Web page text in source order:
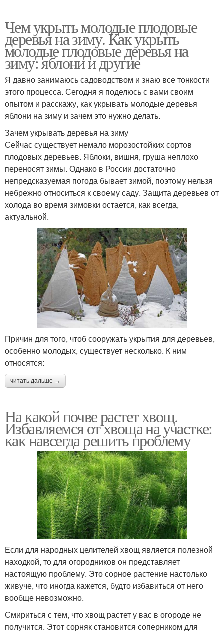
Чем укрыть молодые плодовые
деревья на зиму. Как укрыть
молодые плодовые деревья на
зиму: яблони и другие
Я давно занимаюсь садоводством и знаю все тонкости
этого процесса. Сегодня я поделюсь с вами своим
опытом и расскажу, как укрывать молодые деревья
яблони на зиму и зачем это нужно делать.
Зачем укрывать деревья на зиму
Сейчас существует немало морозостойких сортов
плодовых деревьев. Яблоки, вишня, груша неплохо
переносят зимы. Однако в России достаточно
непредсказуемая погода бывает зимой, поэтому нельзя
небрежно относиться к своему саду. Защита деревьев от
холода во время зимовки остается, как всегда,
актуальной.
Причин для того, чтоб сооружать укрытия для деревьев,
особенно молодых, существует несколько. К ним
относятся:
читать дальше →
На какой почве растет хвощ.
Избавляемся от хвоща на участке:
как навсегда решить проблему
Если для народных целителей хвощ является полезной
находкой, то для огородников он представляет
настоящую проблему. Это сорное растение настолько
живуче, что иногда кажется, будто избавиться от него
вообще невозможно.
Смириться с тем, что хвощ растет у вас в огороде не
получится. Этот сорняк становится соперником для